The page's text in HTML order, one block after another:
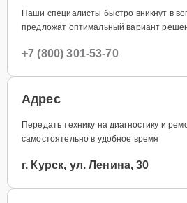
Наши специалисты быстро вникнут в
предложат оптимальный вариант
+7 (800) 301-53-70
Адрес
Передать технику на диагностику и
самостоятельно в удобное время
г. Курск, ул. Ленина, 30